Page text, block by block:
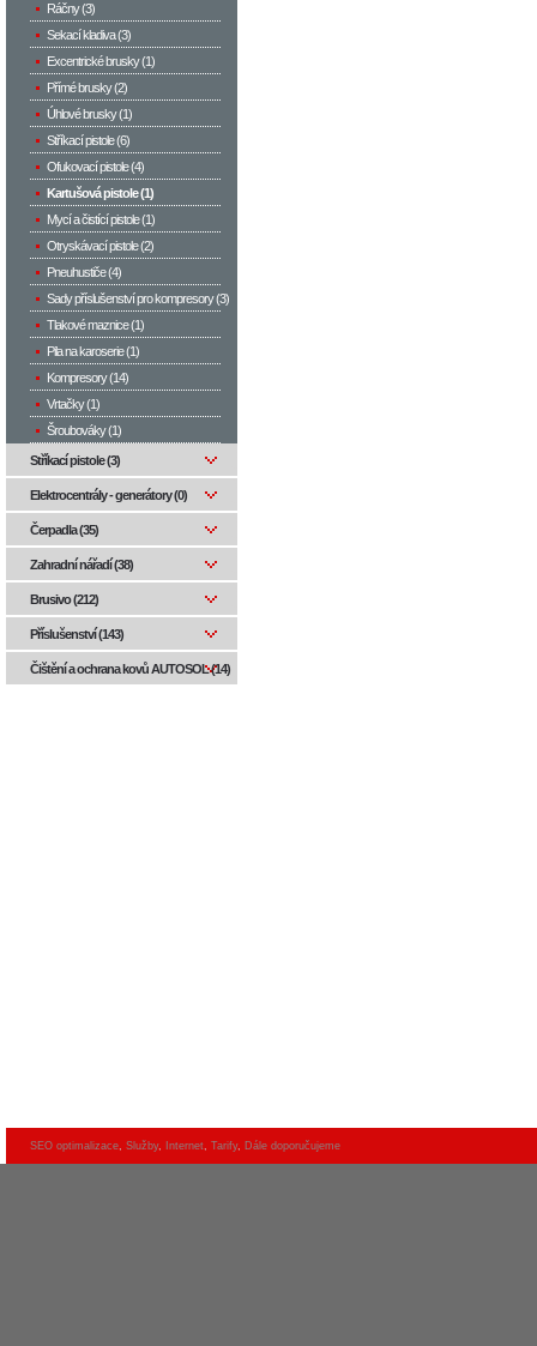
Ráčny (3)
Sekací kladiva (3)
Excentrické brusky (1)
Přímé brusky (2)
Úhlové brusky (1)
Stříkací pistole (6)
Ofukovací pistole (4)
Kartušová pistole (1)
Mycí a čistící pistole (1)
Otryskávací pistole (2)
Pneuhustiče (4)
Sady příslušenství pro kompresory (3)
Tlakové maznice (1)
Pila na karoserie (1)
Kompresory (14)
Vrtačky (1)
Šroubováky (1)
Stříkací pistole (3)
Elektrocentrály - generátory (0)
Čerpadla (35)
Zahradní nářadí (38)
Brusivo (212)
Příslušenství (143)
Čištění a ochrana kovů AUTOSOL (14)
SEO optimalizace, Služby, Internet, Tarify, Dále doporučujeme